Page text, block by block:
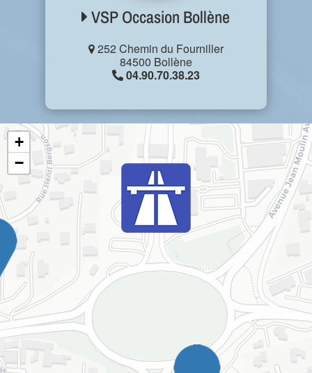
VSP Occasion Bollène
252 Chemin du Fourniller
84500 Bollène
04.90.70.38.23
+
−